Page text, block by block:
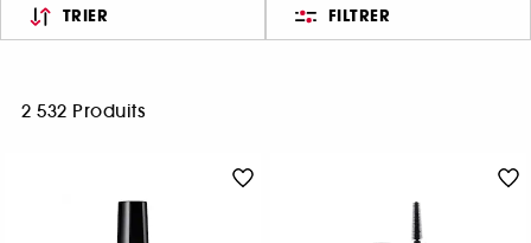
TRIER FILTRER
2 532 Produits